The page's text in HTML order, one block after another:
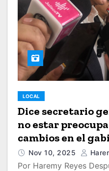
LOCAL
Dice secretario
no estar
cambios en el
Nov 10, 2025
Por Haremy Reyes